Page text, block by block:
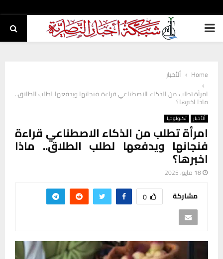
PRIMARY
Home
ألأخبار
امرأة تطلب من الذكاء الاصطناعي قراءة فنجانها ويدفعها لطلب الطلاق..
ماذا اخبرها؟
ألأخبار تكنولوجيا
امرأة تطلب من الذكاء الاصطناعي قراءة
فنجانها ويدفعها لطلب الطلاق.. ماذا
اخبرها؟
18 مايو، 2025
مشاركة 0